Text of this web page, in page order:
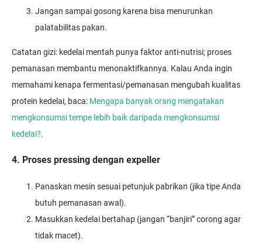
Jangan sampai gosong karena bisa menurunkan
palatabilitas pakan.
Catatan gizi: kedelai mentah punya faktor anti-nutrisi; proses
pemanasan membantu menonaktifkannya. Kalau Anda ingin
memahami kenapa fermentasi/pemanasan mengubah kualitas
protein kedelai, baca: Mengapa banyak orang mengatakan
mengkonsumsi tempe lebih baik daripada mengkonsumsi
kedelai?.
4. Proses pressing dengan expeller
Panaskan mesin sesuai petunjuk pabrikan (jika tipe Anda
butuh pemanasan awal).
Masukkan kedelai bertahap (jangan “banjiri” corong agar
tidak macet).